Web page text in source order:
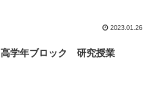
2023.01.26
高学年ブロック 研究授業